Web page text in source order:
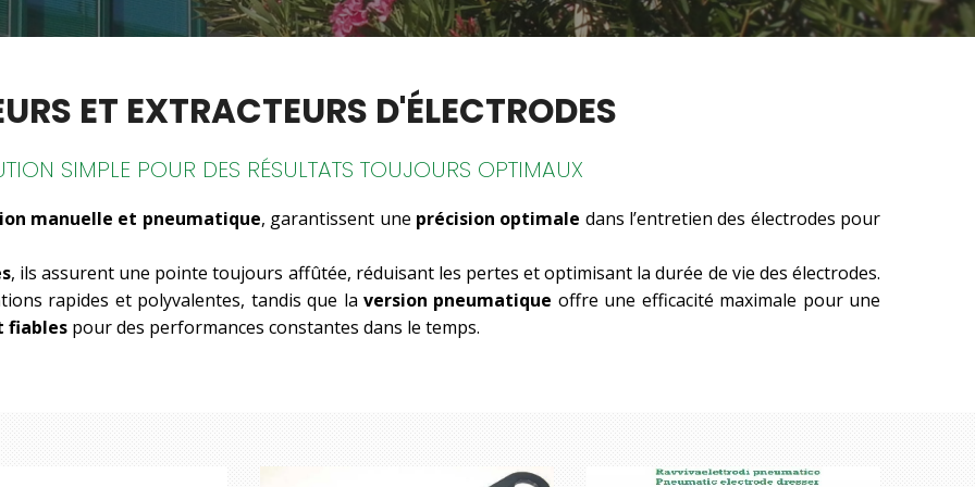
ET EXTRACTEURS D'ÉLECTRODES
SIMPLE POUR DES RÉSULTATS TOUJOURS OPTIMAUX
manuelle et pneumatique, garantissent une précision optimale dans l’entretien des électrodes pour
, ils assurent une pointe toujours affûtée, réduisant les pertes et optimisant la durée de vie des électrodes.
rapides et polyvalentes, tandis que laversion pneumatique offre une efficacité maximale pour une
fiables pour des performances constantes dans le temps.